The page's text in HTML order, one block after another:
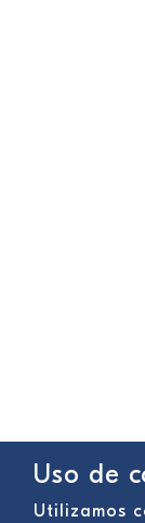
Uso de
Utilizamos